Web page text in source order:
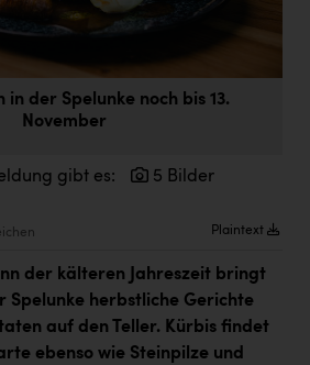
in der Spelunke noch bis 13.
November
gibt es: 5 Bilder
Plaintext
der kälteren Jahreszeit bringt
Spelunke herbstliche Gerichte
auf den Teller. Kürbis findet
ebenso wie Steinpilze und